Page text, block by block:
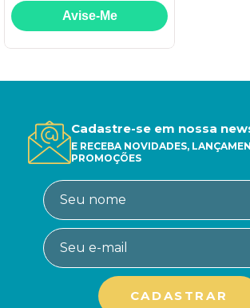
Cadastre-se em nossa
E RECEBA NOVIDADES,
PROMOÇÕES